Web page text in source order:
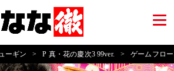
ーギン > P 真・花の慶次3 99ver. > ゲームフロー